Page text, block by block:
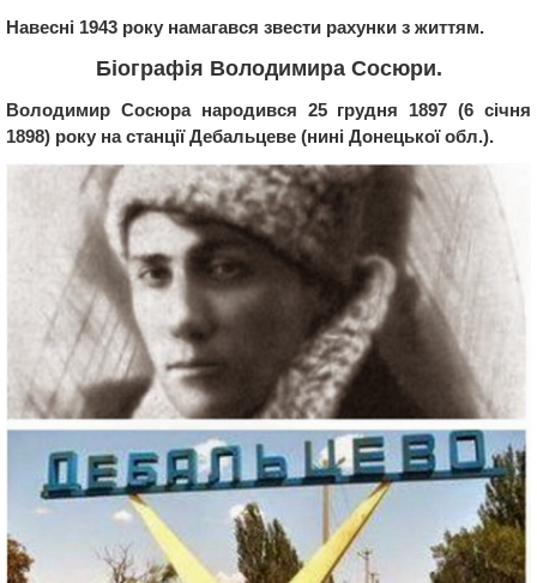
Навесні 1943 року намагався звести рахунки з життям.
Біографія Володимира Сосюри.
Володимир Сосюра народився 25 грудня 1897 (6 січня
1898) року на станції Дебальцеве (нині Донецької обл.).